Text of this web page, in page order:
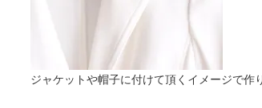
ジャケットや帽子に付けて頂くイメージ